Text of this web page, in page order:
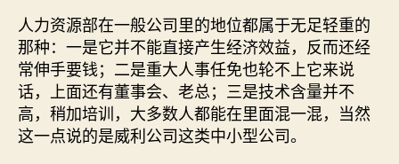
人力资源部在一般公司里的地位都属于无足轻重的
那种：一是它并不能直接产生经济效益，反而还经
常伸手要钱；二是重大人事任免也轮不上它来说
话，上面还有董事会、老总；三是技术含量并不
高，稍加培训，大多数人都能在里面混一混，当然
这一点说的是威利公司这类中小型公司。